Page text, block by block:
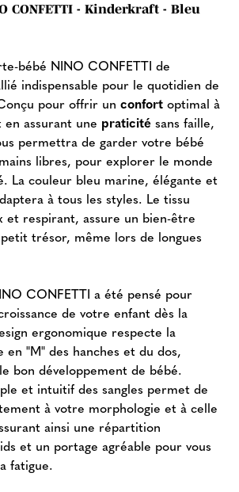
CONFETTI - Kinderkraft - Bleu
bébé NINO CONFETTI de
indispensable pour le quotidien de
pour offrir un confort optimal à
assurant une praticité sans faille,
permettra de garder votre bébé
libres, pour explorer le monde
La couleur bleu marine, élégante et
à tous les styles. Le tissu
et respirant, assure un bien-être
trésor, même lors de longues
CONFETTI a été pensé pour
de votre enfant dès la
ergonomique respecte la
en "M" des hanches et du dos,
bon développement de bébé.
et intuitif des sangles permet de
à votre morphologie et à celle
ainsi une répartition
et un portage agréable pour vous
fatigue.